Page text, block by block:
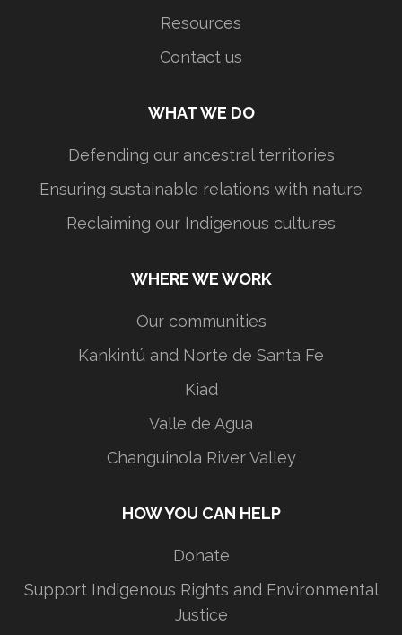
Resources
Contact us
WHAT WE DO
Defending our ancestral territories
Ensuring sustainable relations with nature
Reclaiming our Indigenous cultures
WHERE WE WORK
Our communities
Kankintú and Norte de Santa Fe
Kiad
Valle de Agua
Changuinola River Valley
HOW YOU CAN HELP
Donate
Support Indigenous Rights and Environmental
Justice